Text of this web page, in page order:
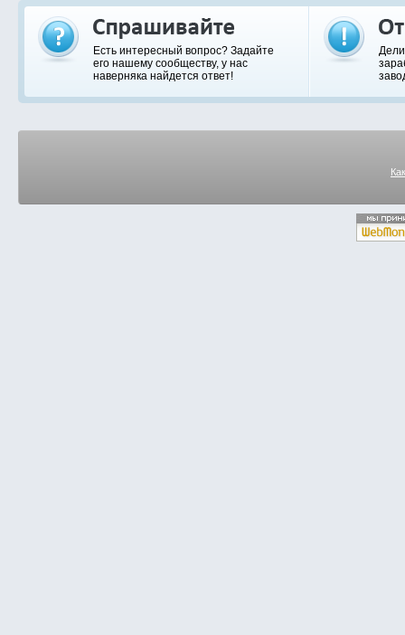
Есть интересный вопрос? Задайте
его нашему сообществу, у нас
наверняка найдется ответ!